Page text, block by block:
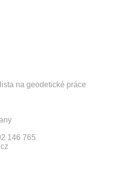
na geodetické práce
146 765